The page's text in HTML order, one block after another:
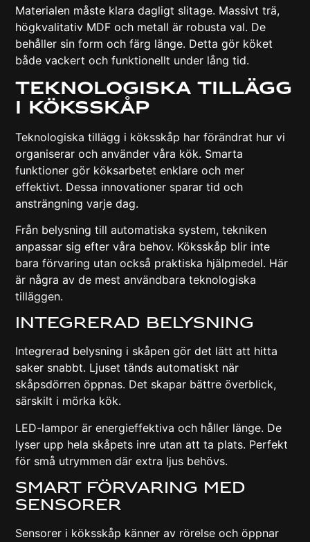
Materialen måste klara dagligt slitage. Massivt trä,
högkvalitativ MDF och metall är robusta val. De
behåller sin form och färg länge. Detta gör köket
både vackert och funktionellt under lång tid.
Teknologiska Tillägg
I Köksskåp
Teknologiska tillägg i köksskåp har förändrat hur vi
organiserar och använder våra kök. Smarta
funktioner gör köksarbetet enklare och mer
effektivt. Dessa innovationer sparar tid och
ansträngning varje dag.
Från belysning till automatiska system, tekniken
anpassar sig efter våra behov. Köksskåp blir inte
bara förvaring utan också praktiska hjälpmedel. Här
är några av de mest användbara teknologiska
tilläggen.
Integrerad Belysning
Integrerad belysning i skåpen gör det lätt att hitta
saker snabbt. Ljuset tänds automatiskt när
skåpsdörren öppnas. Det skapar bättre överblick,
särskilt i mörka kök.
LED-lampor är energieffektiva och håller länge. De
lyser upp hela skåpets inre utan att ta plats. Perfekt
för små utrymmen där extra ljus behövs.
Smart Förvaring Med
Sensorer
Sensorer i köksskåp känner av rörelse och öppnar